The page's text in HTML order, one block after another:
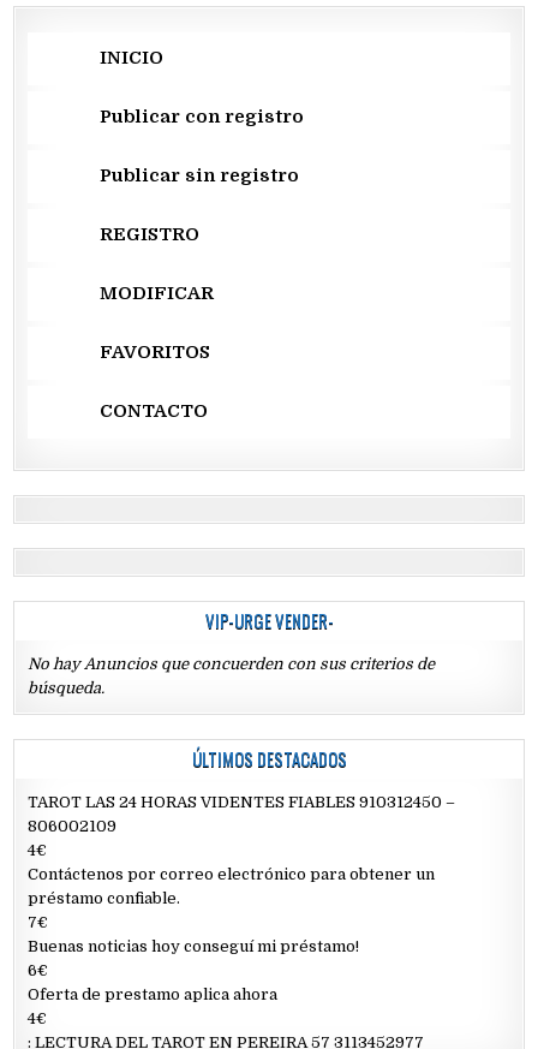
INICIO
Publicar con registro
Publicar sin registro
REGISTRO
MODIFICAR
FAVORITOS
CONTACTO
VIP-URGE VENDER-
No hay Anuncios que concuerden con sus criterios de
búsqueda.
ÚLTIMOS DESTACADOS
TAROT LAS 24 HORAS VIDENTES FIABLES 910312450 –
806002109
4€
Contáctenos por correo electrónico para obtener un
préstamo confiable.
7€
Buenas noticias hoy conseguí mi préstamo!
6€
Oferta de prestamo aplica ahora
4€
: LECTURA DEL TAROT EN PEREIRA 57 3113452977